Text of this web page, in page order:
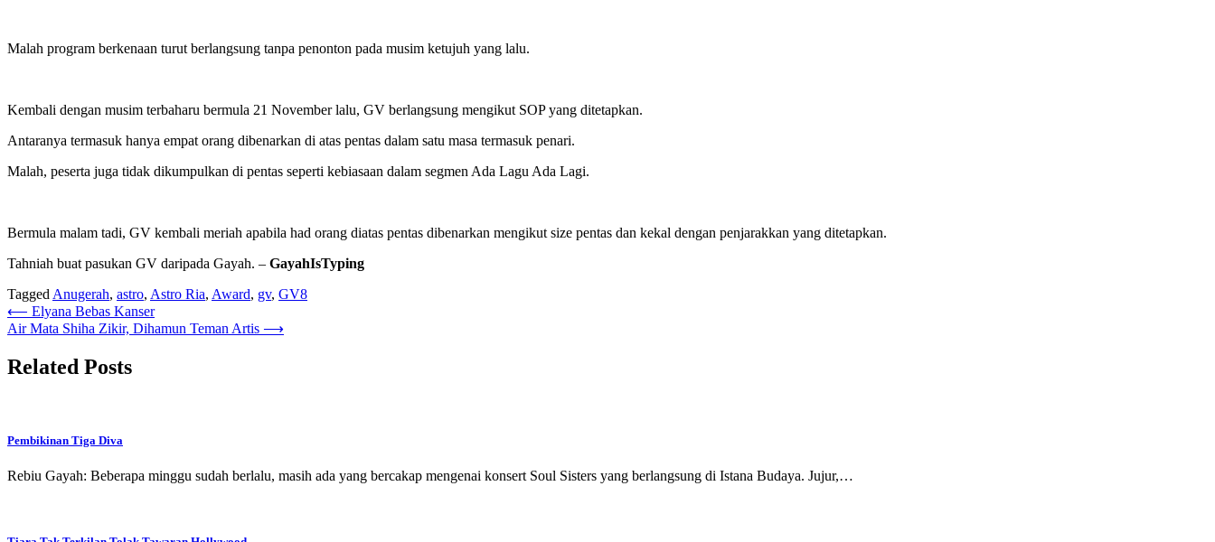
Malah program berkenaan turut berlangsung tanpa penonton pada musim ketujuh yang lalu.
Kembali dengan musim terbaharu bermula 21 November lalu, GV berlangsung mengikut SOP yang ditetapkan.
Antaranya termasuk hanya empat orang dibenarkan di atas pentas dalam satu masa termasuk penari.
Malah, peserta juga tidak dikumpulkan di pentas seperti kebiasaan dalam segmen Ada Lagu Ada Lagi.
Bermula malam tadi, GV kembali meriah apabila had orang diatas pentas dibenarkan mengikut size pentas dan kekal dengan penjarakkan yang ditetapkan.
Tahniah buat pasukan GV daripada Gayah. – GayahIsTyping
Tagged Anugerah, astro, Astro Ria, Award, gv, GV8
Post
navigation
⟵ Elyana Bebas Kanser
Air Mata Shiha Zikir, Dihamun Teman Artis ⟶
Related Posts
Pembikinan Tiga Diva
Rebiu Gayah: Beberapa minggu sudah berlalu, masih ada yang bercakap mengenai konsert Soul Sisters yang berlangsung di Istana Budaya. Jujur,…